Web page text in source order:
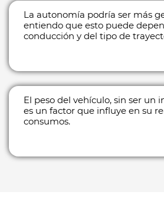
La autonomía podría ser más
entiendo que esto puede
conducción y del tipo de
El peso del vehículo, sin ser un
es un factor que influye en su
consumos.